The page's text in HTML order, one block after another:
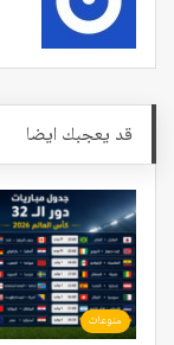
قد يعجبك ايضا
منوعات